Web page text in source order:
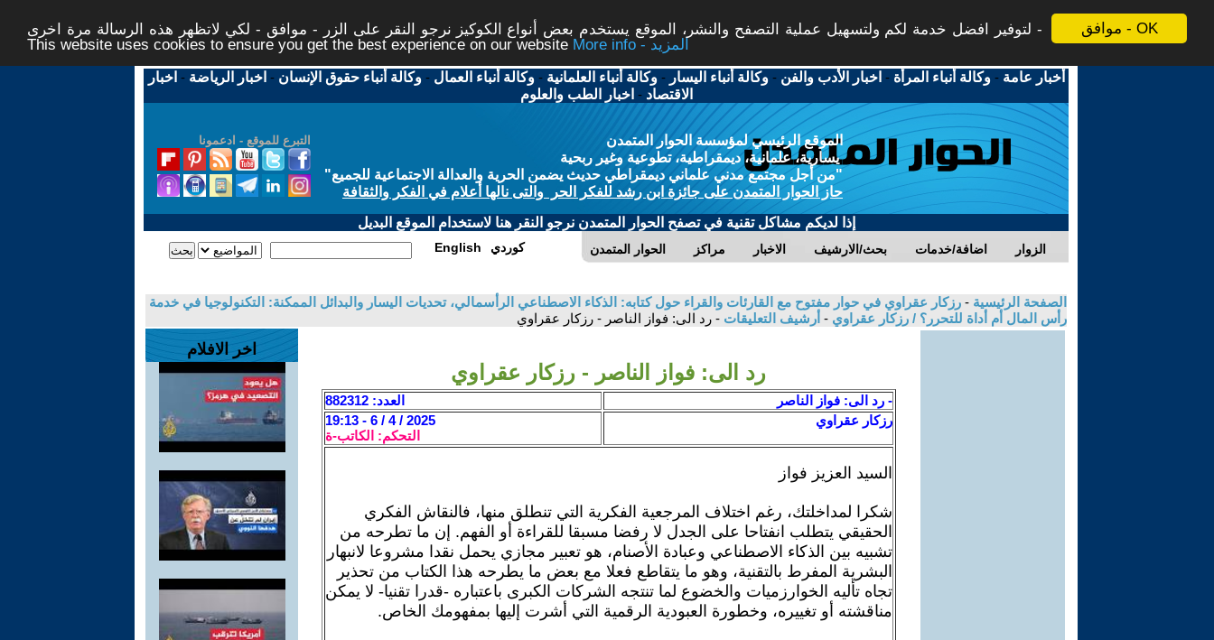
موافق - OK
لتوفير افضل خدمة لكم ولتسهيل عملية التصفح والنشر، الموقع يستخدم بعض أنواع الكوكيز نرجو النقر على الزر - موافق - لكي لاتظهر هذه الرسالة مرة اخرى -
This website uses cookies to ensure you get the best experience on our website
More info - المزيد
أخبار عامة -وكالة أنباء المرأة - اخبار الأدب والفن -وكالة أنباء اليسار -وكالة أنباء العلمانية -وكالة أنباء العمال -وكالة أنباء حقوق الإنسان - اخبار الرياضة - اخبار
الاقتصاد - اخبار الطب والعلوم
التبرع للموقع - ادعمونا
الموقع الرئيسي لمؤسسة الحوار المتمدن
يسارية، علمانية، ديمقراطية، تطوعية وغير ربحية
"من أجل مجتمع مدني علماني ديمقراطي حديث يضمن الحرية والعدالة الاجتماعية للجميع"
حاز الحوار المتمدن على جائزة ابن رشد للفكر الحر والتى نالها أعلام في الفكر والثقافة
إذا لديكم مشاكل تقنية في تصفح الحوار المتمدن نرجو النقر هنا لاستخدام الموقع البديل
الحوار المتمدن مراكز الاخبار بحث/الارشيف اضافة/خدمات الزوار English كوردي
الصفحة الرئيسية - رزكار عقراوي في حوار مفتوح مع القارئات والقراء حول كتابه: الذكاء الاصطناعي الرأسمالي، تحديات اليسار والبدائل الممكنة: التكنولوجيا في خدمة
رأس المال أم أداة للتحرر؟ / رزكار عقراوي - أرشيف التعليقات - رد الى: فواز الناصر - رزكار عقراوي
رد الى: فواز الناصر - رزكار عقراوي
- رد الى: فواز الناصر
العدد: 882312
رزكار عقراوي
2025 / 4 / 6 - 19:13
التحكم: الكاتب-ة
السيد العزيز فواز
شكرا لمداخلتك، رغم اختلاف المرجعية الفكرية التي تنطلق منها، فالنقاش الفكري
الحقيقي يتطلب انفتاحا على الجدل لا رفضا مسبقا للقراءة أو الفهم. إن ما تطرحه من
تشبيه بين الذكاء الاصطناعي وعبادة الأصنام، هو تعبير مجازي يحمل نقدا مشروعا لانبهار
البشرية المفرط بالتقنية، وهو ما يتقاطع فعلا مع بعض ما يطرحه هذا الكتاب من تحذير
تجاه تأليه الخوارزميات والخضوع لما تنتجه الشركات الكبرى باعتباره -قدرا تقنيا- لا يمكن
مناقشته أو تغييره، وخطورة العبودية الرقمية التي أشرت إليها بمفهومك الخاص.
اخر الافلام